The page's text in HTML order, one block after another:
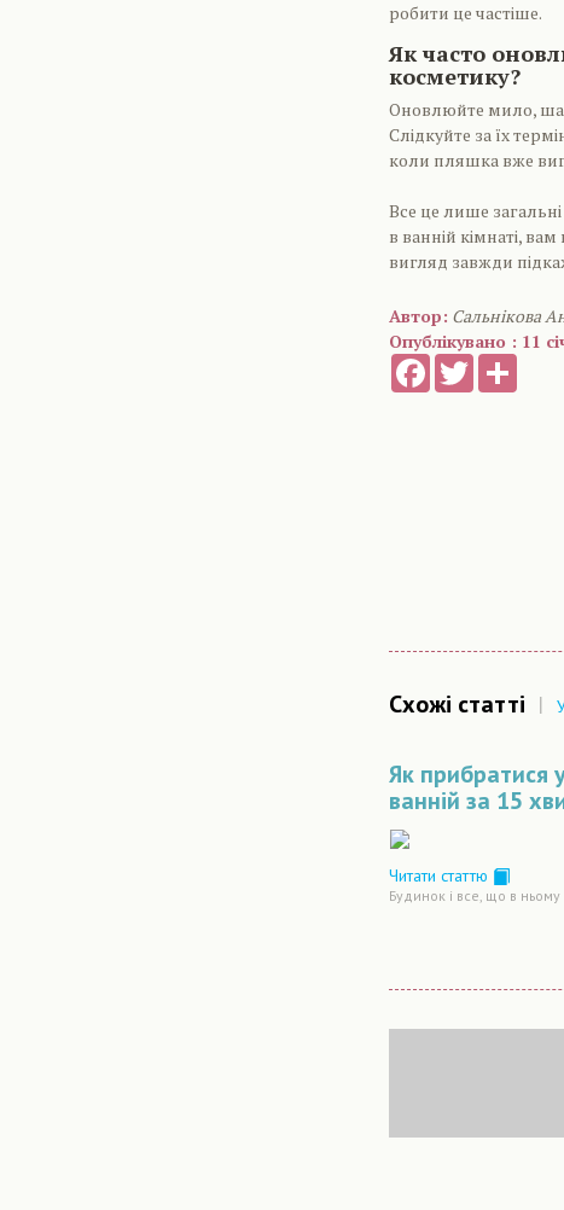
робити це частіше.
Як часто
косметику?
Оновлюйте мило,
Слідкуйте за їх
коли пляшка вже
Все це лише
в ванній кімнаті,
вигляд завжди
Автор: Сальнікова
Опублікувано : 11
FacebookTwitter
Схожі статті |
Як прибратися
ванній за 15
Читати статтю
Будинок і все, що в ньому